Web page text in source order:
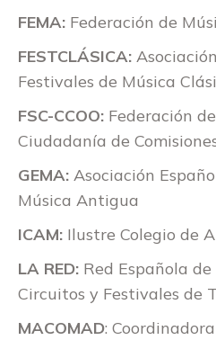
FEMA: Federación de
FESTCLÁSICA:
Festivales de Música
FSC-CCOO: Federación
Ciudadanía de
GEMA: Asociación
Música Antigua
ICAM: Ilustre Colegio de
LA RED: Red Española
Circuitos y Festivales de
MACOMAD: